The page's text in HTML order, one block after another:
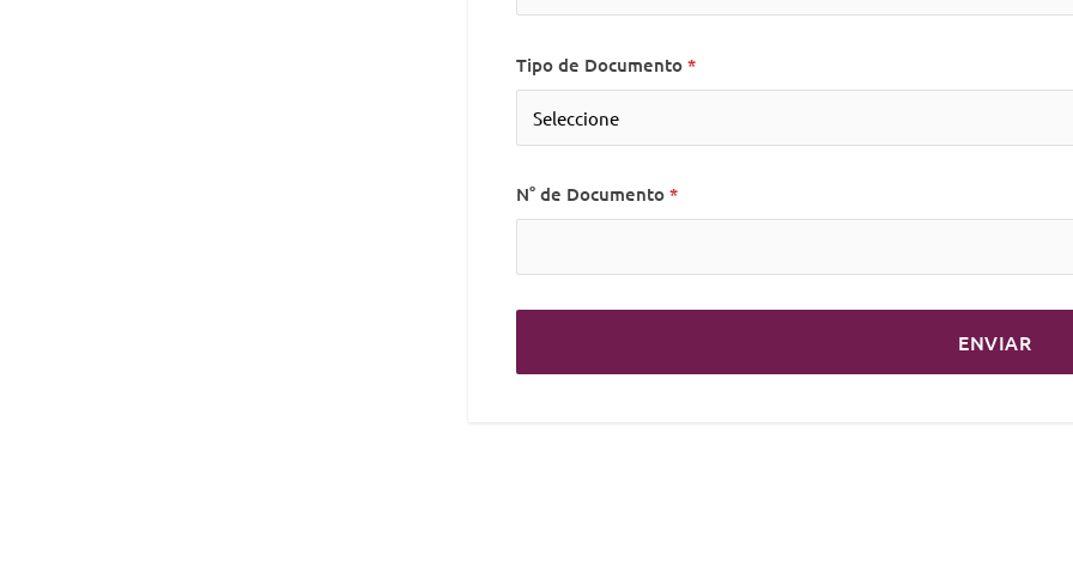
Tipo de Documento
N° de Documento
ENVIAR